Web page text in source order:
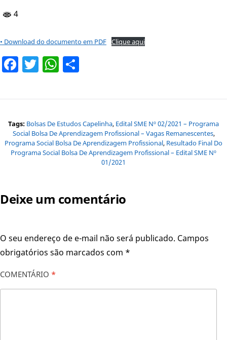
4
• Download do documento em PDF Clique aqui
Facebook
TwitterWhatsApp
Tags: Bolsas De Estudos Capelinha, Edital SME Nº 02/2021 – Programa
Social Bolsa De Aprendizagem Profissional – Vagas Remanescentes,
Programa Social Bolsa De Aprendizagem Profissional, Resultado Final Do
Programa Social Bolsa De Aprendizagem Profissional – Edital SME Nº
01/2021
Deixe um comentário
O seu endereço de e-mail não será publicado. Campos
obrigatórios são marcados com *
COMENTÁRIO *